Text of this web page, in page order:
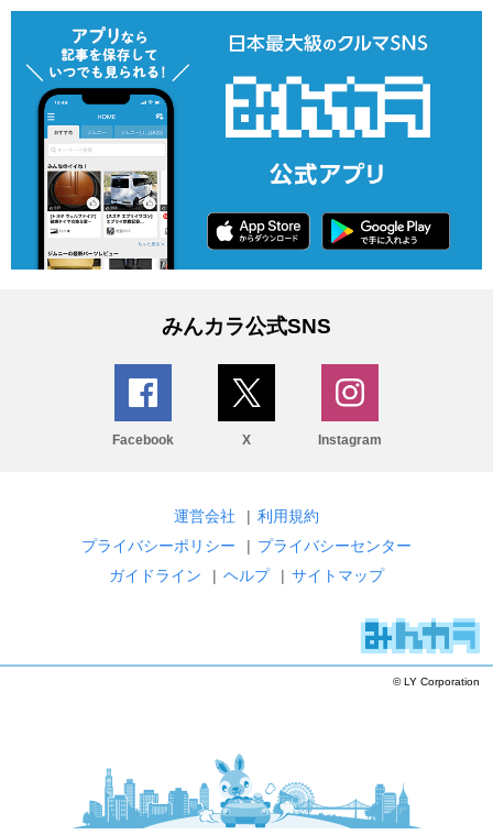
みんカラ公式SNS
Facebook X Instagram
運営会社 | 利用規約
プライバシーポリシー
| プライバシーセンター
ガイドライン
| ヘルプ | サイトマップ
© LY Corporation